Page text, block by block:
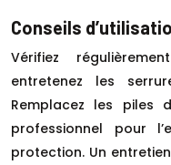
Conseils
Vérifiez
entretenez les
Remplacez les piles
professionnel pour
protection. Un